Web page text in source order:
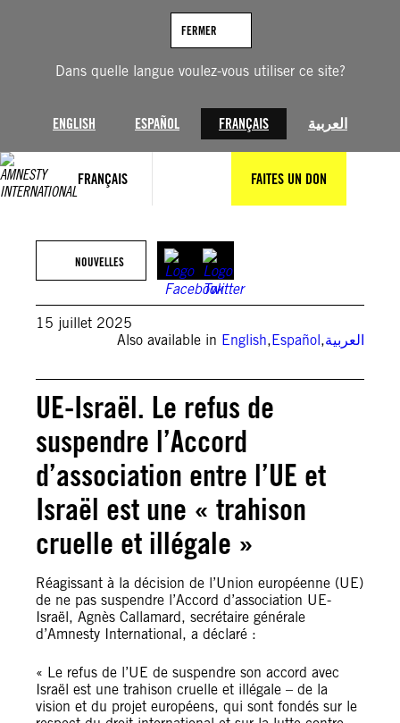
Dans quelle langue voulez-vous utiliser ce site?
ENGLISH ESPAÑOL FRANÇAIS العربية
FERMER
FRANÇAIS FAITES UN DON
NOUVELLES
15 juillet 2025
Also available in English,Español,العربية
UE-Israël. Le refus de
suspendre l’Accord
d’association entre l’UE et
Israël est une « trahison
cruelle et illégale »
Réagissant à la décision de l’Union européenne (UE)
de ne pas suspendre l’Accord d’association UE-
Israël, Agnès Callamard, secrétaire générale
d’Amnesty International, a déclaré :
« Le refus de l’UE de suspendre son accord avec
Israël est une trahison cruelle et illégale – de la
vision et du projet européens, qui sont fondés sur le